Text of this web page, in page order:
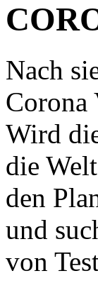
Nach
Corona
Wird
die
den
und
von